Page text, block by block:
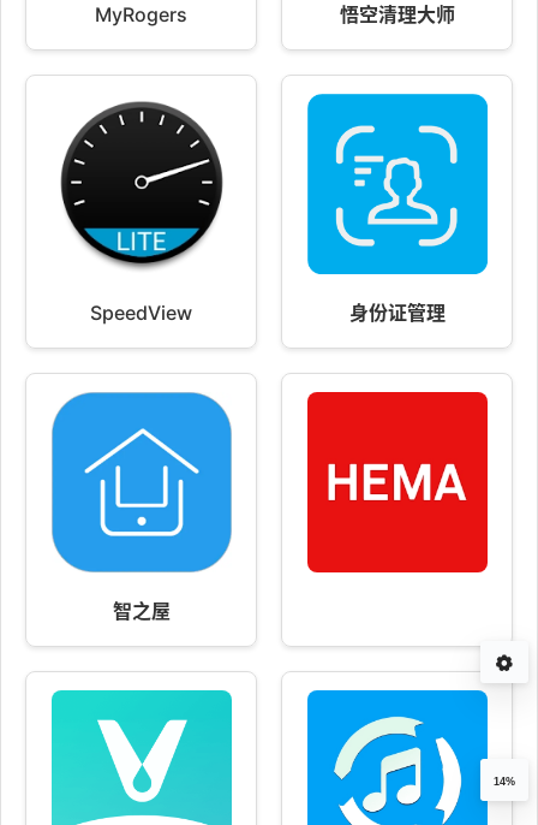
MyRogers 悟空清理大师
SpeedView 身份证管理
智之屋
14%